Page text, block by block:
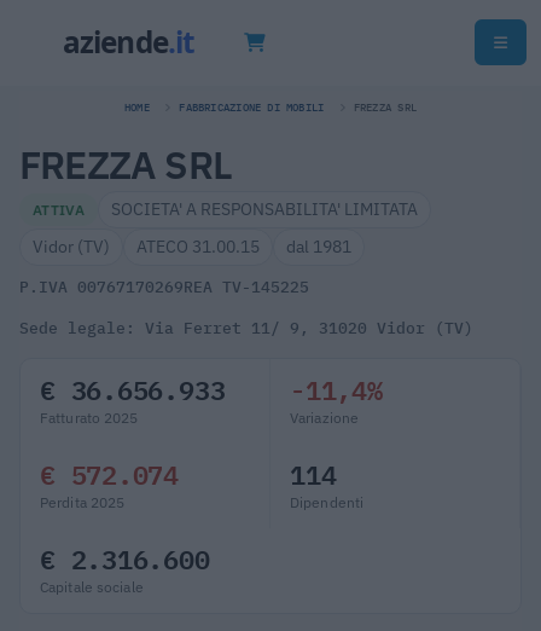
HOME FABBRICAZIONE DI MOBILI FREZZA SRL
FREZZA SRL
ATTIVA
SOCIETA' A RESPONSABILITA' LIMITATA
Vidor (TV)
ATECO 31.00.15 dal 1981
P.IVA 00767170269REA TV-145225
Sede legale: Via Ferret 11/ 9, 31020 Vidor (TV)
€ 36.656.933
Fatturato 2025
-11,4%
Variazione
€ 572.074
Perdita 2025
114
Dipendenti
€ 2.316.600
Capitale sociale